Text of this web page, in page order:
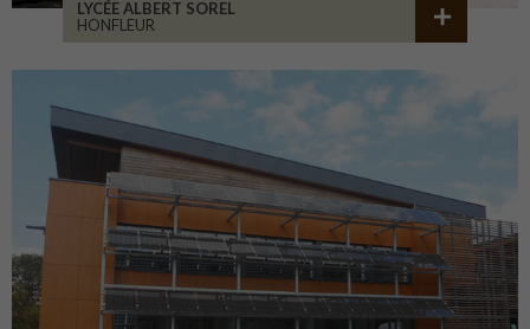
LYCÉE ALBERT SOREL
HONFLEUR